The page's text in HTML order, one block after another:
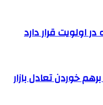
اولویت قرار دارد
خوردن تعادل بازار